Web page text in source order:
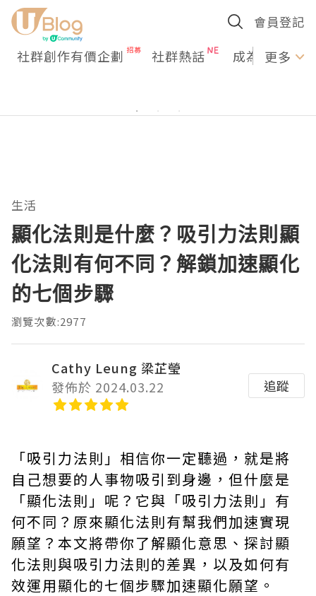
會員登記
社群創作有價企劃 社群熱話 成為U更多
生活
顯化法則是什麼？吸引力法則顯
化法則有何不同？解鎖加速顯化
的七個步驟
瀏覽次數:2977
Cathy Leung 梁芷瑩
發佈於 2024.03.22
追蹤
「吸引力法則」相信你一定聽過，就是將
自己想要的人事物吸引到身邊，但什麼是
「顯化法則」呢？它與「吸引力法則」有
何不同？原來顯化法則有幫我們加速實現
願望？本文將帶你了解顯化意思、探討顯
化法則與吸引力法則的差異，以及如何有
效運用顯化的七個步驟加速顯化願望。